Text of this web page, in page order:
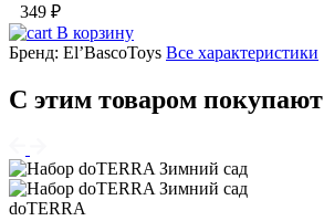
349 ₽
В корзину
Бренд: El’BascoToys Все характеристики
С этим товаром покупают
doTERRA